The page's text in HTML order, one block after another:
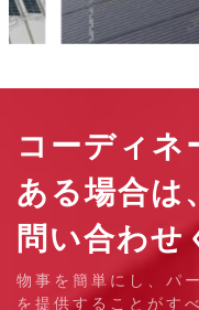
コーディネ
ある場合は
問い合わせ
物事を簡単にし、パ
を提供することがす